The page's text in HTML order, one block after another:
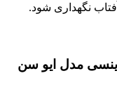
نگهداری شود.
مدل ایو سن